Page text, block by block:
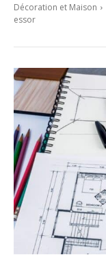
Décoration et Maison
essor